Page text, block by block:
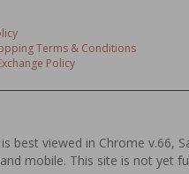
Terms & Conditions
Policy
best viewed in Chrome v.66,
mobile. This site is not yet